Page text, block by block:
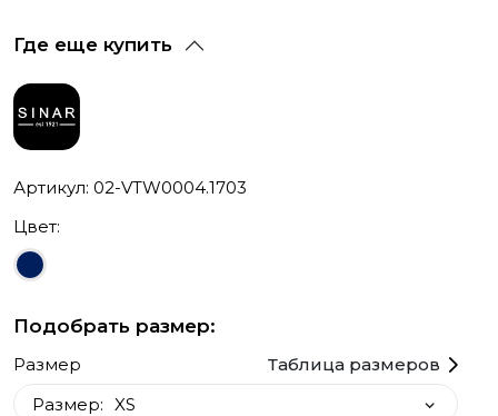
Где еще купить
Артикул: 02-VTW0004.1703
Цвет:
Подобрать размер:
Размер
Таблица размеров
Размер: XS